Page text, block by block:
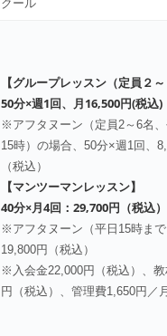
クール
【グループレッスン（定員２～
50分×週1回、月16,500円(税込)
※アフタヌーン（定員2～6名、
15時）の場合、50分×週1回、
（税込）
【マンツーマンレッスン】
40分×月4回：29,700円（税込）
※アフタヌーン（平日15時まで
19,800円（税込）
※入会金22,000円（税込）、
円（税込）、管理費1,650円／月